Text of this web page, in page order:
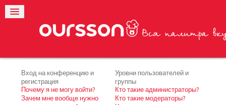
Вход на конференцию и
регистрация
Почему я не могу войти?
Зачем мне вообще нужно
Уровни пользователей и
группы
Кто такие администраторы?
Кто такие модераторы?